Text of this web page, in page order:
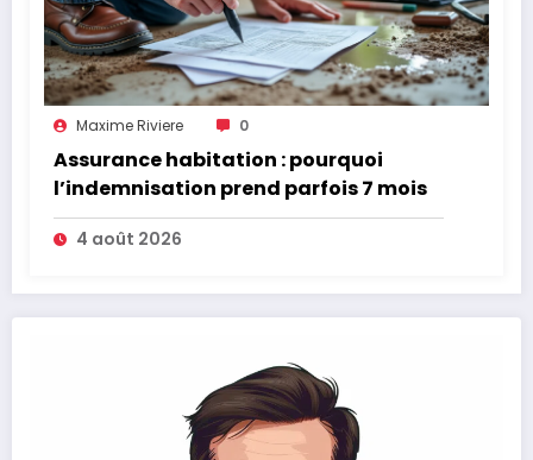
Maxime Riviere 0
Assurance habitation : pourquoi
l’indemnisation prend parfois 7 mois
4 août 2026